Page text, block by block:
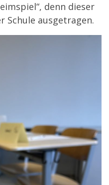
denn dieser
Schule ausgetragen.